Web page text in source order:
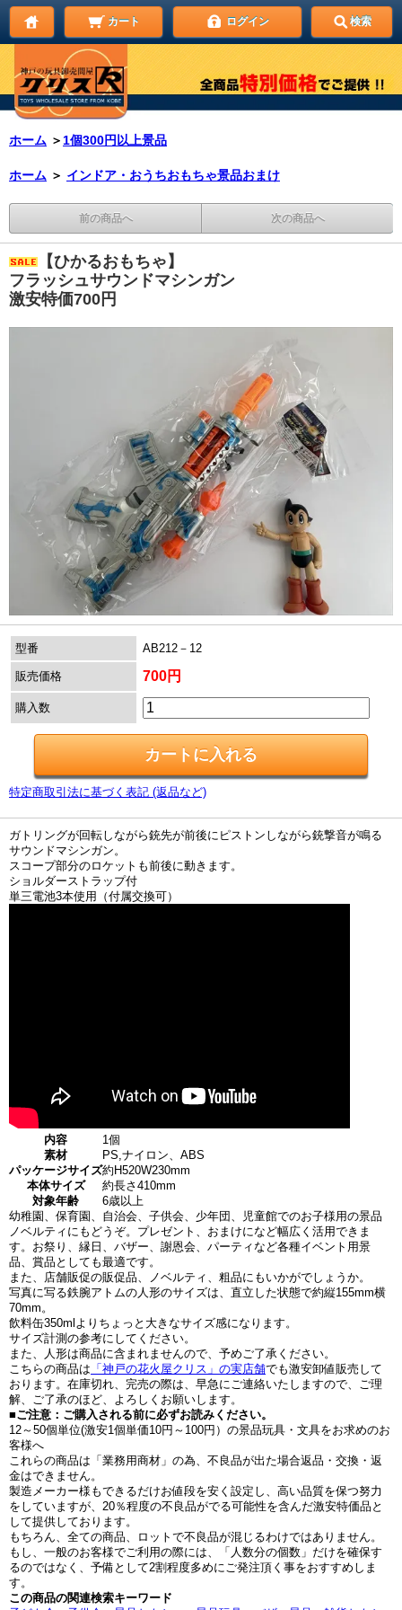
カート ログイン 検索
ホーム ＞ 1個300円以上景品
ホーム ＞ インドア・おうちおもちゃ景品おまけ
前の商品へ 次の商品へ
【ひかるおもちゃ】
フラッシュサウンドマシンガン
激安特価700円
型番 AB212－12
販売価格 700円
購入数
特定商取引法に基づく表記 (返品など)
ガトリングが回転しながら銃先が前後にピストンしながら銃撃音が鳴る
サウンドマシンガン。
スコープ部分のロケットも前後に動きます。
ショルダーストラップ付
単三電池3本使用（付属交換可）
内容
1個
素材
PS,ナイロン、ABS
パッケージサイズ約H520W230mm
本体サイズ
約長さ410mm
対象年齢
6歳以上
幼稚園、保育園、自治会、子供会、少年団、児童館でのお子様用の景品
ノベルティにもどうぞ。プレゼント、おまけになど幅広く活用できま
す。お祭り、縁日、バザー、謝恩会、パーティなど各種イベント用景
品、賞品としても最適です。
また、店舗販促の販促品、ノベルティ、粗品にもいかがでしょうか。
写真に写る鉄腕アトムの人形のサイズは、直立した状態で約縦155mm横
70mm。
飲料缶350mlよりちょっと大きなサイズ感になります。
サイズ計測の参考にしてください。
また、人形は商品に含まれませんので、予めご了承ください。
こちらの商品は 「神戸の花火屋クリス」の実店舗でも激安卸値販売して
おります。在庫切れ、完売の際は、早急にご連絡いたしますので、ご理
解、ご了承のほど、よろしくお願いします。
■ご注意：ご購入される前に必ずお読みください。
12～50個単位(激安1個単価10円～100円）の景品玩具・文具をお求めのお
客様へ
これらの商品は「業務用商材」の為、不良品が出た場合返品・交換・返
金はできません。
製造メーカー様もできるだけお値段を安く設定し、高い品質を保つ努力
をしていますが、20％程度の不良品がでる可能性を含んだ激安特価品と
して提供しております。
もちろん、全ての商品、ロットで不良品が混じるわけではありません。
もし、一般のお客様でご利用の際には、「人数分の個数」だけを確保す
るのではなく、予備として2割程度多めにご発注頂く事をおすすめしま
す。
この商品の関連検索キーワード